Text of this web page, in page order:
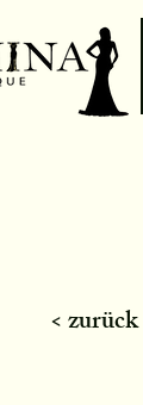
< zurück